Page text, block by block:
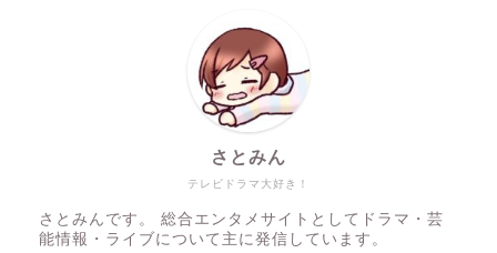
テレビドラマ大好き！
さとみん
さとみんです。 総合エンタメサイトとしてドラマ・芸
能情報・ライブについて主に発信しています。